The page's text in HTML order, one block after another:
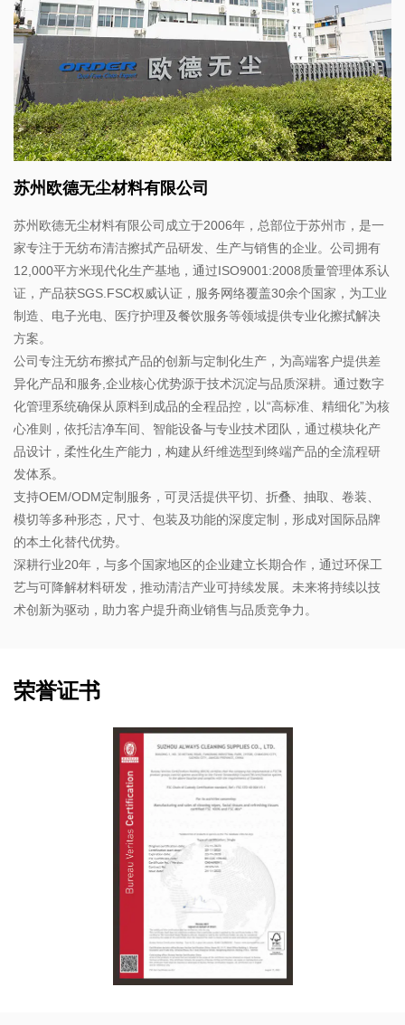
苏州欧德无尘材料有限公司
苏州欧德无尘材料有限公司成立于2006年，总部位于苏州市，是一
家专注于无纺布清洁擦拭产品研发、生产与销售的企业。公司拥有
12,000平方米现代化生产基地，通过ISO9001:2008质量管理体系认
证，产品获SGS.FSC权威认证，服务网络覆盖30余个国家，为工业
制造、电子光电、医疗护理及餐饮服务等领域提供专业化擦拭解决
方案。
公司专注无纺布擦拭产品的创新与定制化生产，为高端客户提供差
异化产品和服务,企业核心优势源于技术沉淀与品质深耕。通过数字
化管理系统确保从原料到成品的全程品控，以“高标准、精细化”为核
心准则，依托洁净车间、智能设备与专业技术团队，通过模块化产
品设计，柔性化生产能力，构建从纤维选型到终端产品的全流程研
发体系。
支持OEM/ODM定制服务，可灵活提供平切、折叠、抽取、卷装、
模切等多种形态，尺寸、包装及功能的深度定制，形成对国际品牌
的本土化替代优势。
深耕行业20年，与多个国家地区的企业建立长期合作，通过环保工
艺与可降解材料研发，推动清洁产业可持续发展。未来将持续以技
术创新为驱动，助力客户提升商业销售与品质竞争力。
荣誉证书